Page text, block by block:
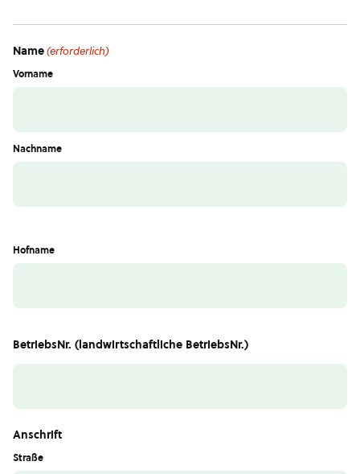
Name(erforderlich)
Vorname
Nachname
Hofname
BetriebsNr. (landwirtschaftliche BetriebsNr.)
Anschrift
Straße